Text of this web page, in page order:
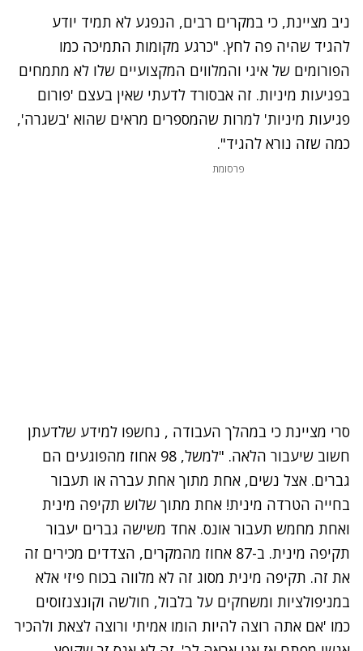
ניב מציינת, כי במקרים רבים, הנפגע לא תמיד יודע
להגיד שהיה פה לחץ. "כרגע מקומות התמיכה כמו
הפורומים של איגי והמלווים המקצועיים שלו לא מתמחים
בפגיעות מיניות. זה אבסורד לדעתי שאין בעצם 'פורום
פגיעות מיניות' למרות שהמספרים מראים שהוא 'בשגרה',
כמה שזה נורא להגיד".
פרסומת
סרי מציינת כי במהלך העבודה , נחשפו למידע שלדעתן
חשוב שיעבור הלאה. "למשל, 98 אחוז מהפוגעים הם
גברים. אצל נשים, אחת מתוך אחת עברה או תעבור
בחייה הטרדה מינית! אחת מתוך שלוש תקיפה מינית
ואחת מחמש תעבור אונס. אחד משישה גברים יעבור
תקיפה מינית. ב-87 אחוז מהמקרים, הצדדים מכירים זה
את זה. תקיפה מינית מסוג זה לא מלווה בכוח פיזי אלא
במניפולציות ומשחקים על בלבול, חולשה וקונצנזוסים
כמו 'אם אתה רוצה להיות הומו אמיתי ורוצה לצאת ולהכיר